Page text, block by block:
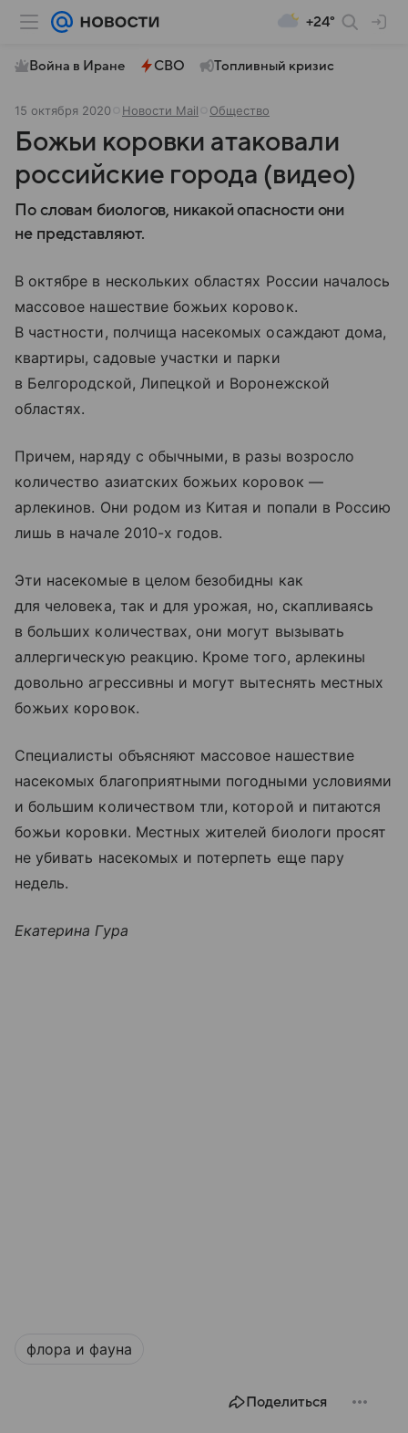
+24°
Война в Иране СВО Топливный кризис
15 октября 2020 Новости Mail Общество
Божьи коровки атаковали
российские города (видео)
По словам биологов, никакой опасности они
не представляют.
В октябре в нескольких областях России началось
массовое нашествие божьих коровок.
В частности, полчища насекомых осаждают дома,
квартиры, садовые участки и парки
в Белгородской, Липецкой и Воронежской
областях.
Причем, наряду с обычными, в разы возросло
количество азиатских божьих коровок —
арлекинов. Они родом из Китая и попали в Россию
лишь в начале 2010-х годов.
Эти насекомые в целом безобидны как
для человека, так и для урожая, но, скапливаясь
в больших количествах, они могут вызывать
аллергическую реакцию. Кроме того, арлекины
довольно агрессивны и могут вытеснять местных
божьих коровок.
Специалисты объясняют массовое нашествие
насекомых благоприятными погодными условиями
и большим количеством тли, которой и питаются
божьи коровки. Местных жителей биологи просят
не убивать насекомых и потерпеть еще пару
недель.
Екатерина Гура
флора и фауна
Поделиться